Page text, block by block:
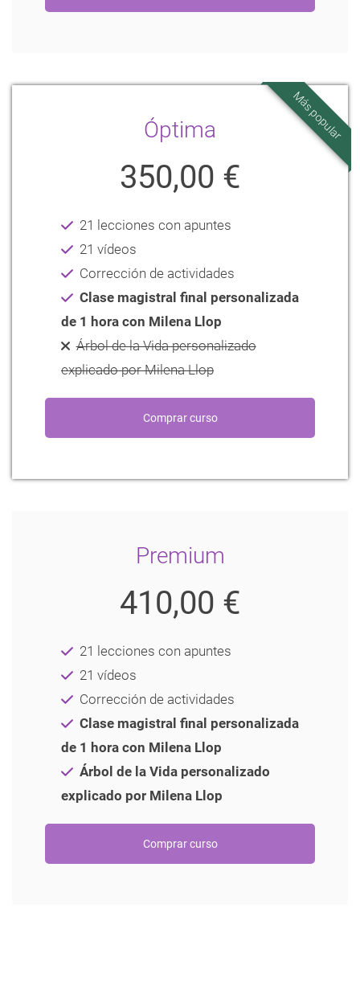
Óptima Más popular
350,00 €
21 lecciones con apuntes
21 vídeos
Corrección de actividades
Clase magistral final personalizada
de 1 hora con Milena Llop
Árbol de la Vida personalizado
explicado por Milena Llop
Premium
410,00 €
21 lecciones con apuntes
21 vídeos
Corrección de actividades
Clase magistral final personalizada
de 1 hora con Milena Llop
Árbol de la Vida personalizado
explicado por Milena Llop